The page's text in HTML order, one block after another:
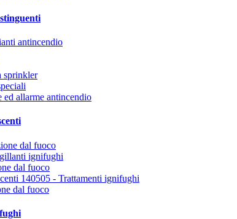
antincendio
sprinkler
ed allarme antincendio
dal fuoco
ignifughi
dal fuoco
140505 - Trattamenti ignifughi
dal fuoco